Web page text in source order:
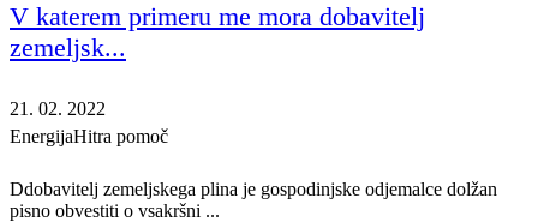
V katerem primeru me mora dobavitelj
zemeljsk...
21. 02. 2022
EnergijaHitra pomoč
Ddobavitelj zemeljskega plina je gospodinjske odjemalce dolžan
pisno obvestiti o vsakršni ...